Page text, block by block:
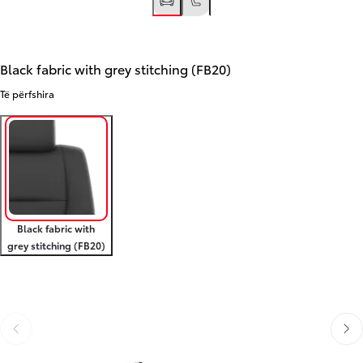
Black fabric with grey stitching (FB20)
Të përfshira
Black fabric with
grey stitching (FB20)
Slide Previous